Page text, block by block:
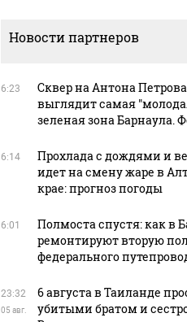
Таких событий не
было с 1945: чего
Новости партнеров
6:23
Сквер на Антона
выглядит самая
зеленая зона Барнаула.
6:14
Прохлада с дождями и
идет на смену жаре в
крае: прогноз погоды
6:01
Полмоста спустя: как в
ремонтируют вторую
федерального
23:32
05 авг.
6 августа в Таиланде
убитыми братом и